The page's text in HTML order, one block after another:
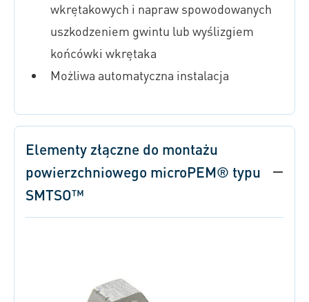
wkrętakowych i napraw spowodowanych
uszkodzeniem gwintu lub wyślizgiem
końcówki wkrętaka
Możliwa automatyczna instalacja
Elementy złączne do montażu
powierzchniowego microPEM® typu
SMTSO™